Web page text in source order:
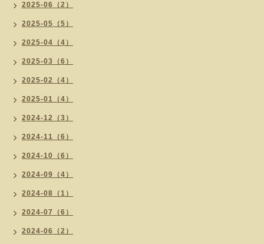
2025-06（2）
2025-05（5）
2025-04（4）
2025-03（6）
2025-02（4）
2025-01（4）
2024-12（3）
2024-11（6）
2024-10（6）
2024-09（4）
2024-08（1）
2024-07（6）
2024-06（2）